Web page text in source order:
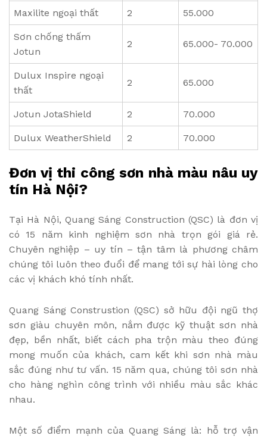
Maxilite ngoại thất 2 55.000
Sơn chống thấm
Jotun
2 65.000- 70.000
Dulux Inspire ngoại
thất
2 65.000
Jotun JotaShield 2 70.000
Dulux WeatherShield 2 70.000
Đơn vị thi công sơn nhà màu nâu uy
tín Hà Nội?
Tại Hà Nội, Quang Sáng Construction (QSC) là đơn vị
có 15 năm kinh nghiệm sơn nhà trọn gói giá rẻ.
Chuyên nghiệp – uy tín – tận tâm là phương châm
chúng tôi luôn theo đuổi để mang tới sự hài lòng cho
các vị khách khó tính nhất.
Quang Sáng Construstion (QSC) sở hữu đội ngũ thợ
sơn giàu chuyên môn, nắm được kỹ thuật sơn nhà
đẹp, bền nhất, biết cách pha trộn màu theo đúng
mong muốn của khách, cam kết khi sơn nhà màu
sắc đúng như tư vấn. 15 năm qua, chúng tôi sơn nhà
cho hàng nghìn công trình với nhiều màu sắc khác
nhau.
Một số điểm mạnh của Quang Sáng là: hỗ trợ vận